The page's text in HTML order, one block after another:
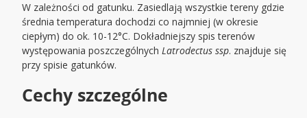
W zależności od gatunku. Zasiedlają wszystkie tereny gdzie
średnia temperatura dochodzi co najmniej (w okresie
ciepłym) do ok. 10-12°C. Dokładniejszy spis terenów
występowania poszczególnychLatrodectus ssp. znajduje się
przy spisie gatunków.
Cechy szczególne